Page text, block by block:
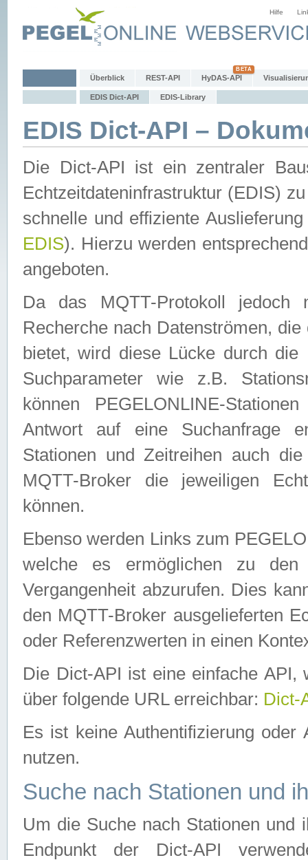
Hilfe
Überblick REST-API HyDAS-API
EDIS Dict-API EDIS-Library
EDIS Dict-API –
Die Dict-API ist ein zentraler
Echtzeitdateninfrastruktur (EDIS)
schnelle und effiziente
EDIS). Hierzu werden
angeboten.
Da das MQTT-Protokoll jedoch
Recherche nach Datenströmen,
bietet, wird diese Lücke durch die
Suchparameter wie z.B.
können PEGELONLINE-
Antwort auf eine Suchanfrage
Stationen und Zeitreihen auch
MQTT-Broker die jeweiligen
können.
Ebenso werden Links zum
welche es ermöglichen zu den
Vergangenheit abzurufen. Dies
den MQTT-Broker ausgelieferten
oder Referenzwerten in einen
Die Dict-API ist eine einfache API,
über folgende URL erreichbar: Dict-
Es ist keine Authentifizierung
nutzen.
Suche nach Stationen und
Um die Suche nach Stationen und
Endpunkt der Dict-API